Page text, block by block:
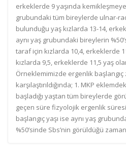
erkeklerde 9 yaşında kemikleşmeye
grubundaki tüm bireylerde ulnar-
bulunduğu yaş kızlarda 13-14,
aynı yaş grubundaki bireylerin
taraf için kızlarda 10,4, erkeklerde
kızlarda 9,5, erkeklerde 11,5 yaş
Örneklemimizde ergenlik başlangıç
karşılaştırıldığında; 1. MKP
başladığı yaştan tüm bireylerde
geçen süre fizyolojik ergenlik
başlangıç yaşı ise aynı yaş
%50’sinde Sbs’nin görüldüğü